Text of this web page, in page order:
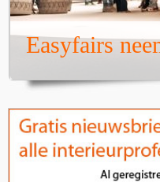
Easyfairs